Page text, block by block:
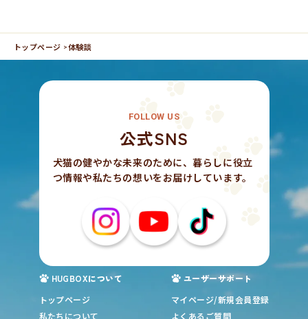
トップページ 体験談
FOLLOW US
公式SNS
犬猫の健やかな未来のために、暮らしに役立
つ情報や私たちの想いをお届けしています。
HUGBOXについて
トップページ
私たちについて
ユーザーサポート
マイページ/新規会員登録
よくあるご質問